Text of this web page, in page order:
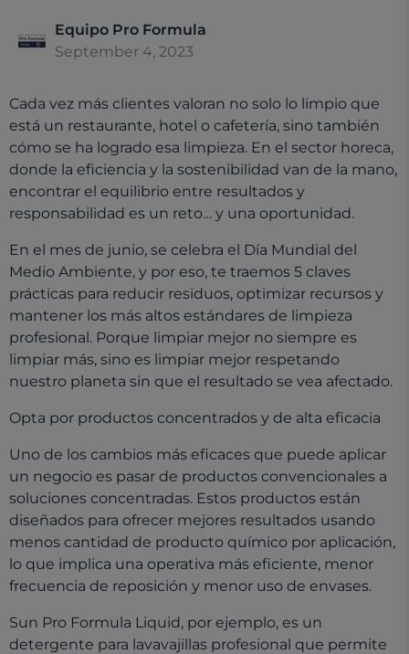
Equipo Pro Formula
September 4, 2023
Cada vez más clientes valoran no solo lo limpio que
está un restaurante, hotel o cafetería, sino también
cómo se ha logrado esa limpieza. En el sector horeca,
donde la eficiencia y la sostenibilidad van de la mano,
encontrar el equilibrio entre resultados y
responsabilidad es un reto… y una oportunidad.
En el mes de junio, se celebra el Día Mundial del
Medio Ambiente, y por eso, te traemos 5 claves
prácticas para reducir residuos, optimizar recursos y
mantener los más altos estándares de limpieza
profesional. Porque limpiar mejor no siempre es
limpiar más, sino es limpiar mejor respetando
nuestro planeta sin que el resultado se vea afectado.
Opta por productos concentrados y de alta eficacia
Uno de los cambios más eficaces que puede aplicar
un negocio es pasar de productos convencionales a
soluciones concentradas. Estos productos están
diseñados para ofrecer mejores resultados usando
menos cantidad de producto químico por aplicación,
lo que implica una operativa más eficiente, menor
frecuencia de reposición y menor uso de envases.
Sun Pro Formula Liquid, por ejemplo, es un
detergente para lavavajillas profesional que permite